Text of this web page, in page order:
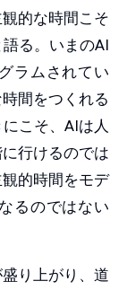
的な時間こそ
る。いまのAI
ラムされてい
間をつくれる
こそ、AIは人
行けるのでは
的時間をモデ
るのではない
り上がり、道